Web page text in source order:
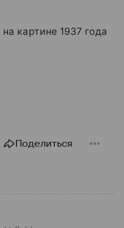
на картине 1937 года
Поделиться